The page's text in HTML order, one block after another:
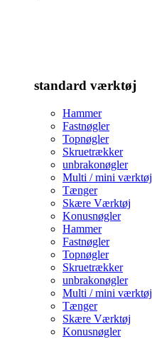
standard værktøj
Hammer
Fastnøgler
Topnøgler
Skruetrækker
unbrakonøgler
Multi / mini værktøj
Tænger
Skære Værktøj
Konusnøgler
Hammer
Fastnøgler
Topnøgler
Skruetrækker
unbrakonøgler
Multi / mini værktøj
Tænger
Skære Værktøj
Konusnøgler